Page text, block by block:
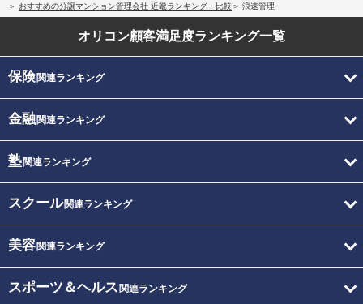
おすすめの分譲マンション管理会社 近畿ランキング・比較
浪速管理
オリコン顧客満足度ランキング一覧
保険関連ランキング
金融関連ランキング
塾関連ランキング
スクール関連ランキング
美容関連ランキング
スポーツ＆ヘルス 関連ランキング